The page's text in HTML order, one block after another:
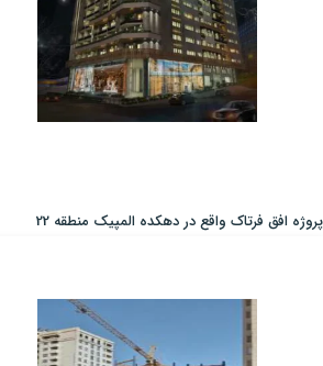
پروژه افق فرتاک واقع در دهکده المپیک منطقه 22